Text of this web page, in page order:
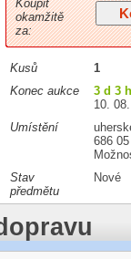
Koupit
okamžitě
za:
Kusů
1
Konec aukce
3 d 3
10.
Umístění
686 05
Stav
předmětu
Nové